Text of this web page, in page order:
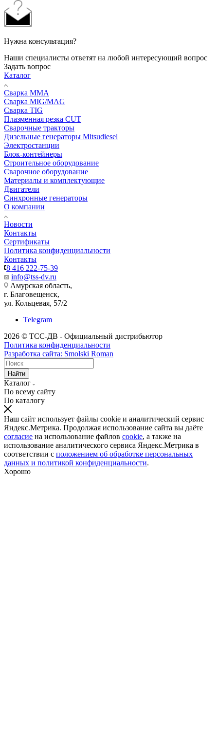
Нужна консультация?
Наши специалисты ответят на любой интересующий вопрос
Задать вопрос
Каталог
Сварка MMA
Сварка MIG/MAG
Сварка TIG
Плазменная резка CUT
Сварочные тракторы
Дизельные генераторы Mitsudiesel
Электростанции
Блок-контейнеры
Строительное оборудование
Сварочное оборудование
Материалы и комплектующие
Двигатели
Синхронные генераторы
О компании
Новости
Контакты
Сертификаты
Политика конфиденциальности
Контакты
8 416 222-75-39
info@tss-dv.ru
Амурская область,
г. Благовещенск,
ул. Кольцевая, 57/2
Telegram
2026 © ТСС-ДВ - Официальный дистрибьютор
Политика конфиденциальности
Разработка сайта: Smolski Roman
Найти
Каталог
По всему сайту
По каталогу
Наш сайт использует файлы cookie и аналитический сервис
Яндекс.Метрика. Продолжая использование сайта вы даёте
согласие на использование файлов cookie, а также на
использование аналитического сервиса Яндекс.Метрика в
соответствии с положением об обработке персональных
данных и политикой конфиденциальности.
Хорошо